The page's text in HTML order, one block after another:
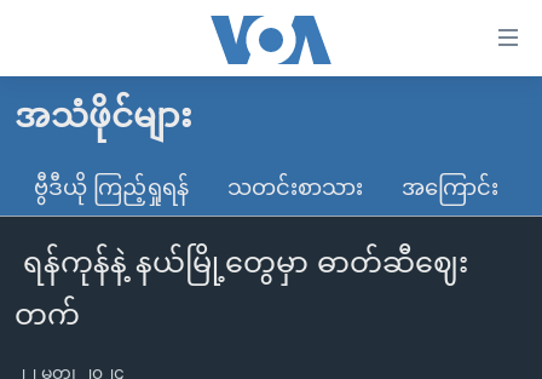
လွယ်ကူ
သည့်
Link
များ
ပင်မ
မူလစာမျက်နှာ
မြန်မာ
ကမ္ဘာ့သတင်းများ
နိုင်ငံတကာ
အမေရိကန်
ဗွီဒီယို
သတင်းလွတ်လပ်ခွင့်
အသံဖိုင်များ
ဗွီဒီယို ကြည့်ရှုရန် သတင်းစာသား အကြောင်း
ရန်ကုန်နဲ့ နယ်မြို့တွေမှာ ဓာတ်ဆီဈေး
တက်
၂၂ မတ္၊ ၂၀၂၄